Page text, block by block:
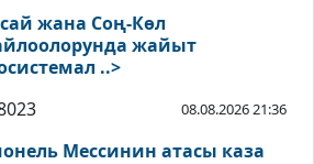
жана Соң-Көл
жайыт
..>
08.08.2026 21:36
Мессинин атасы каза